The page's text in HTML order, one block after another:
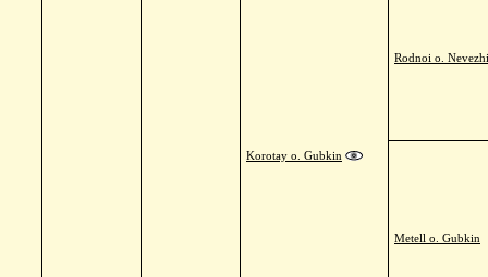
Korotay o. Gubkin
Rodnoi o.
Metell o. Gubkin